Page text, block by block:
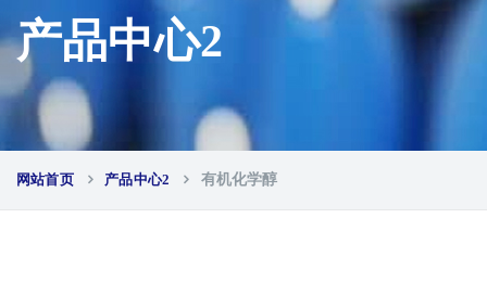
产品中心2
网站首页 产品中心2 有机化学醇